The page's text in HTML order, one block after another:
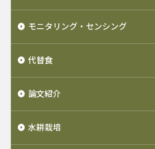
モニタリング・センシング
代替食
論文紹介
水耕栽培